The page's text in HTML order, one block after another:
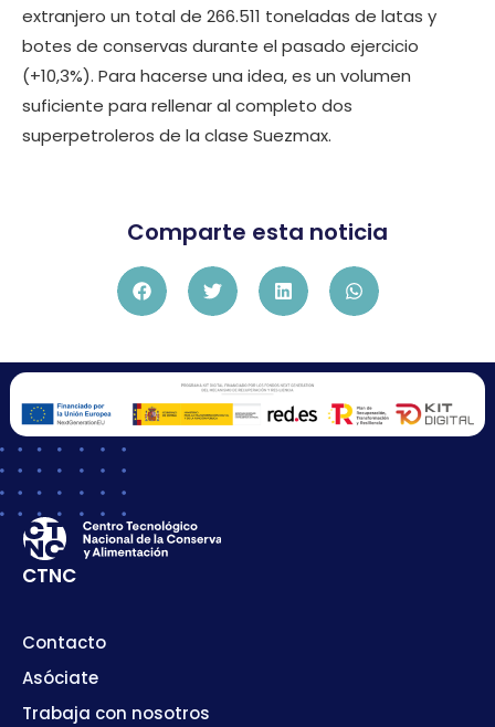
extranjero un total de 266.511 toneladas de latas y
botes de conservas durante el pasado ejercicio
(+10,3%). Para hacerse una idea, es un volumen
suficiente para rellenar al completo dos
superpetroleros de la clase Suezmax.
Comparte esta noticia
CTNC
Contacto
Asóciate
Trabaja con nosotros